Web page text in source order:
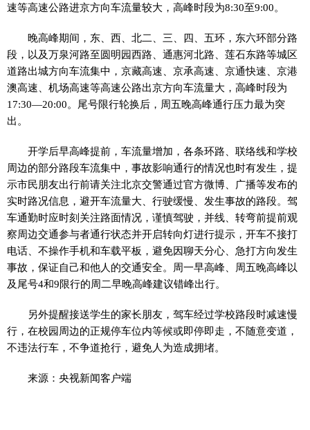
速等高速公路进京方向车流量较大，高峰时段为8:30至9:00。
晚高峰期间，东、西、北二、三、四、五环，东六环部分路
段，以及万泉河路至圆明园西路、通惠河北路、莲石东路等城区
道路出城方向车流集中，京藏高速、京承高速、京通快速、京港
澳高速、机场高速等高速公路出京方向车流量大，高峰时段为
17:30—20:00。尾号限行轮换后，周五晚高峰通行压力最为突
出。
开学后早高峰提前，车流量增加，各条环路、联络线和学校
周边的部分路段车流集中，事故影响通行的情况也时有发生，提
示市民朋友出行前请关注北京交警通过官方微博、广播等发布的
实时路况信息，避开车流量大、行驶缓慢、发生事故的路段。驾
车通勤时应时刻关注路面情况，谨慎驾驶，并线、转弯前提前观
察周边交通参与者通行状态并开启转向灯进行提示，开车不接打
电话、不操作手机和车载平板，避免因聊天分心、急打方向发生
事故，保证自己和他人的交通安全。周一早高峰、周五晚高峰以
及尾号4和9限行的周二早晚高峰建议错峰出行。
另外提醒接送学生的家长朋友，驾车经过学校路段时减速慢
行，在校园周边的正规停车位内等候或即停即走，不随意变道，
不违法行车，不争道抢行，避免人为造成拥堵。
来源：央视新闻客户端